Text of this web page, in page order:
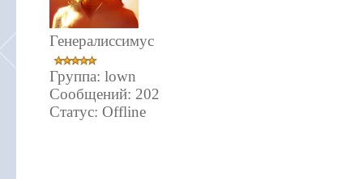
Генералиссимус
Группа: lown
Сообщений: 202
Статус: Offline